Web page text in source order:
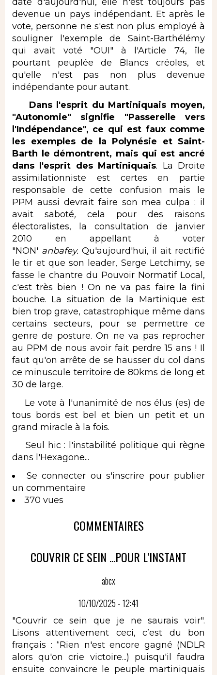
devenue un pays indépendant. Et après le
vote, personne ne s'est non plus employé à
souligner l'exemple de Saint-Barthélémy
qui avait voté "OUI" à l'Article 74, île
pourtant peuplée de Blancs créoles, et
qu'elle n'est pas non plus devenue
indépendante pour autant.
Dans l'esprit du Martiniquais moyen,
"Autonomie" signifie "Passerelle vers
l'Indépendance", ce qui est faux comme
les exemples de la Polynésie et Saint-
Barth le démontrent, mais qui est ancré
dans l'esprit des Martiniquais. La Droite
assimilationniste est certes en partie
responsable de cette confusion mais le
PPM aussi devrait faire son mea culpa : il
avait saboté, cela pour des raisons
électoralistes, la consultation de janvier
2010 en appellant à voter
"NON' anbafey. Qu'aujourd'hui, il ait rectifié
le tir et que son leader, Serge Letchimy, se
fasse le chantre du Pouvoir Normatif Local,
c'est très bien ! On ne va pas faire la fini
bouche. La situation de la Martinique est
bien trop grave, catastrophique même dans
certains secteurs, pour se permettre ce
genre de posture. On ne va pas reprocher
au PPM de nous avoir fait perdre 15 ans ! Il
faut qu'on arrête de se hausser du col dans
ce minuscule territoire de 80kms de long et
30 de large.
Le vote à l'unanimité de nos élus (es) de
tous bords est bel et bien un petit et un
grand miracle à la fois.
Seul hic : l'instabilité politique qui règne
dans l'Hexagone...
Se connecter ou s'inscrire pour publier
un commentaire
370 vues
COMMENTAIRES
COUVRIR CE SEIN ...POUR L’INSTANT
abcx
10/10/2025 - 12:41
"Couvrir ce sein que je ne saurais voir".
Lisons attentivement ceci, c’est du bon
français : “Rien n'est encore gagné (NDLR
alors qu'on crie victoire...) puisqu'il faudra
ensuite convaincre le peuple martiniquais